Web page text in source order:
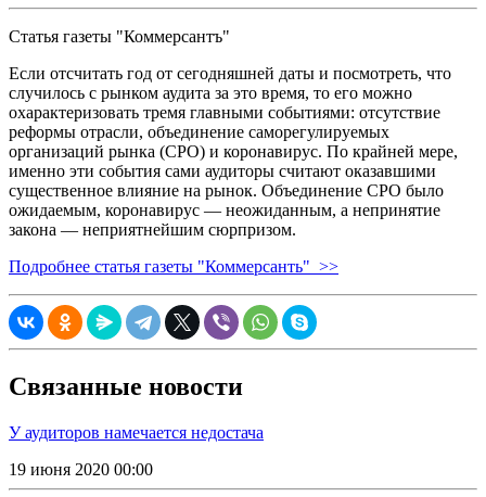
Статья газеты "Коммерсантъ"
Если отсчитать год от сегодняшней даты и посмотреть, что
случилось с рынком аудита за это время, то его можно
охарактеризовать тремя главными событиями: отсутствие
реформы отрасли, объединение саморегулируемых
организаций рынка (СРО) и коронавирус. По крайней мере,
именно эти события сами аудиторы считают оказавшими
существенное влияние на рынок. Объединение СРО было
ожидаемым, коронавирус — неожиданным, а непринятие
закона — неприятнейшим сюрпризом.
Подробнее статья газеты "Коммерсанть" >>
Связанные новости
У аудиторов намечается недостача
19 июня 2020 00:00